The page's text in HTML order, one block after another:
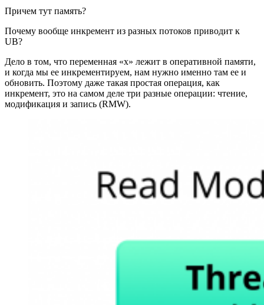
Причем тут память?
Почему вообще инкремент из разных потоков приводит к
UB?
Дело в том, что переменная «x» лежит в оперативной памяти,
и когда мы ее инкрементируем, нам нужно именно там ее и
обновить. Поэтому даже такая простая операция, как
инкремент, это на самом деле три разные операции: чтение,
модификация и запись (RMW).